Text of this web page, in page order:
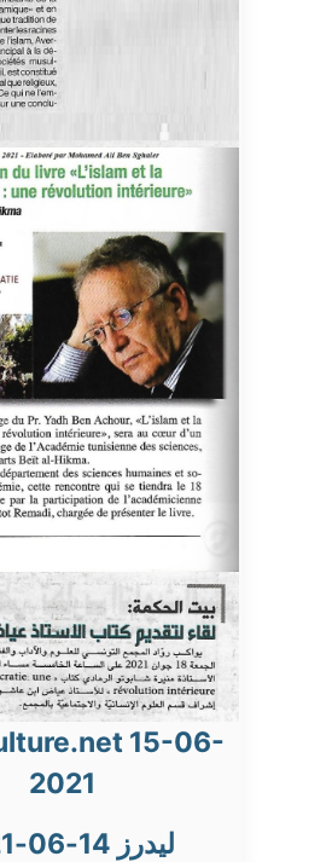
15-06-
2021
ليدرز 14-06-2021